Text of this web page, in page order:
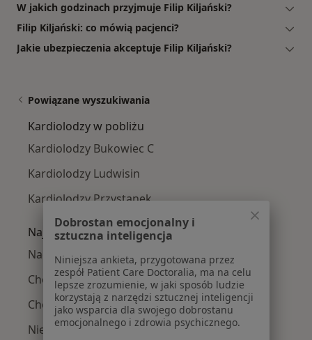
W jakich godzinach przyjmuje Filip Kiljański?
Filip Kiljański: co mówią pacjenci?
Jakie ubezpieczenia akceptuje Filip Kiljański?
Powiązane wyszukiwania
Kardiolodzy w pobliżu
Kardiolodzy Bukowiec C
Kardiolodzy Ludwisin
Kardiolodzy Przystanek
Najczęście leczone choroby
Nadciśnienie tętnicze w Legionowie
Choroba niedokrwienna serca w Legionowie
Choroba wieńcowa w Legionowie
Niewydolność serca w Legionowie
Dobrostan emocjonalny i
sztuczna inteligencja
Niniejsza ankieta, przygotowana przez
zespół Patient Care Doctoralia, ma na celu
lepsze zrozumienie, w jaki sposób ludzie
korzystają z narzędzi sztucznej inteligencji
jako wsparcia dla swojego dobrostanu
emocjonalnego i zdrowia psychicznego.